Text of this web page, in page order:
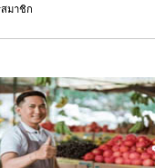
มาชิก